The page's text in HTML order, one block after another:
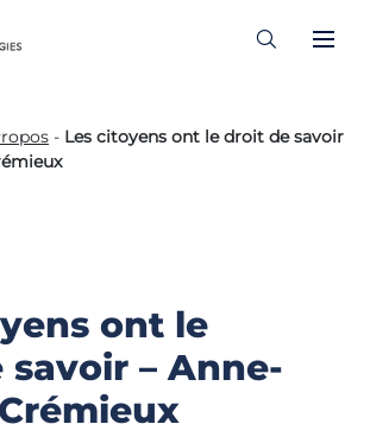
- Les citoyens ont le droit de savoir
ont le
– Anne-